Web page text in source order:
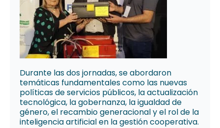
Durante las dos jornadas, se abordaron
temáticas fundamentales como las nuevas
políticas de servicios públicos, la actualización
tecnológica, la gobernanza, la igualdad de
género, el recambio generacional y el rol de la
inteligencia artificial en la gestión cooperativa.